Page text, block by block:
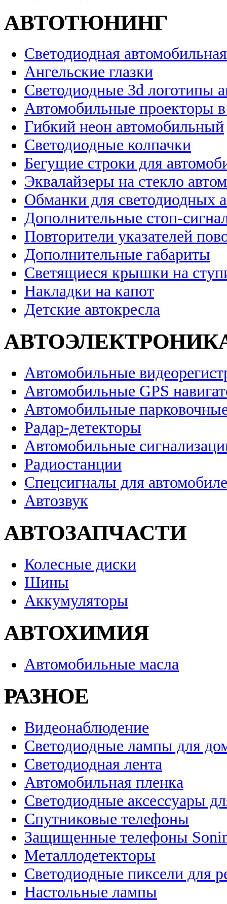
АВТОТЮНИНГ
Светодиодная
Ангельские глазки
Светодиодные 3d логотипы
Автомобильные проекторы
Гибкий неон автомобильный
Светодиодные колпачки
Бегущие строки для
Эквалайзеры на стекло
Обманки для светодиодных
Дополнительные стоп-
Повторители указателей
Дополнительные габариты
Светящиеся крышки на
Накладки на капот
Детские автокресла
Автомобильные
Автомобильные GPS
Автомобильные
Радар-детекторы
Автомобильные
Радиостанции
Спецсигналы для
Автозвук
АВТОЗАПЧАСТИ
Колесные диски
Шины
Аккумуляторы
АВТОХИМИЯ
Автомобильные масла
РАЗНОЕ
Видеонаблюдение
Светодиодные лампы для
Светодиодная лента
Автомобильная пленка
Светодиодные аксессуары
Спутниковые телефоны
Защищенные телефоны
Металлодетекторы
Светодиодные пиксели для
Настольные лампы